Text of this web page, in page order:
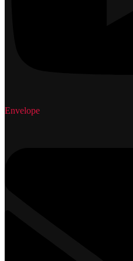
Envelope